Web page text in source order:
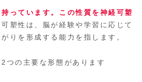
っています。この性質を神経可塑
塑性は、脳が経験や学習に応じて
りを形成する能力を指します。
つの主要な形態があります